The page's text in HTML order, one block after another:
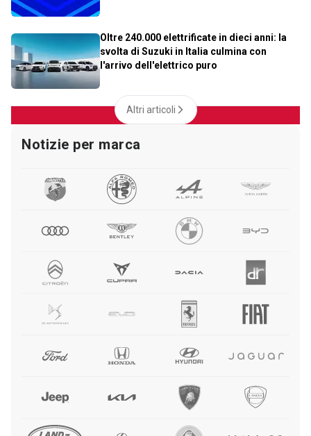
Oltre 240.000 elettrificate in dieci anni: la
svolta di Suzuki in Italia culmina con
l'arrivo dell'elettrico puro
Altri articoli
Notizie per marca